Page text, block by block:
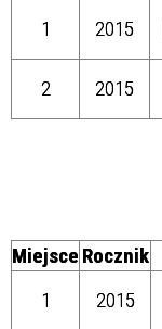
1
2015
2
2015
Miejsce Rocznik
1
2015